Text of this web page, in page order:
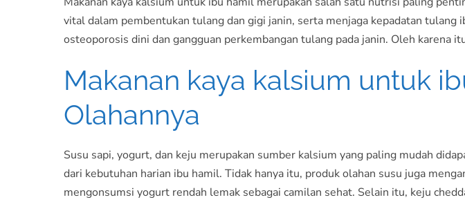
vital dalam pembentukan tulang dan gigi janin, serta menjaga kepadatan tulang
osteoporosis dini dan gangguan perkembangan tulang pada janin. Oleh
Makanan kaya kalsium untuk
Olahannya
Susu sapi, yogurt, dan keju merupakan sumber kalsium yang paling mudah
dari kebutuhan harian ibu hamil. Tidak hanya itu, produk olahan susu juga
mengonsumsi yogurt rendah lemak sebagai camilan sehat. Selain itu, keju